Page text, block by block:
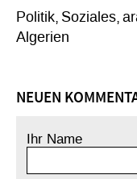
Politik Soziales
Algerien
NEUEN
Ihr Name